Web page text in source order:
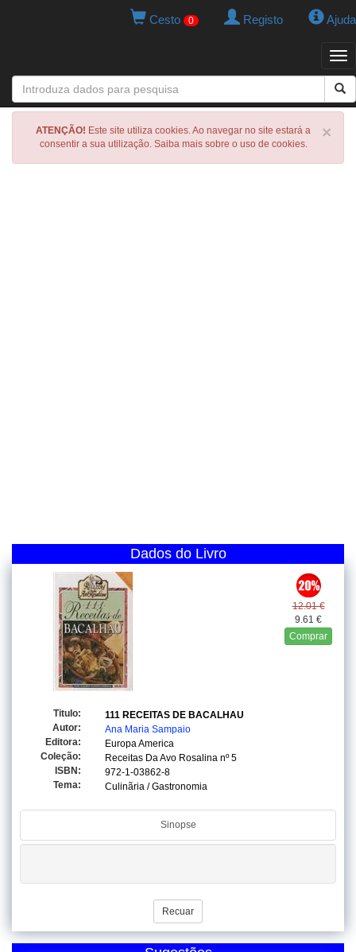
Cesto 0 Registo Ajuda
×
ATENÇÃO! Este site utiliza cookies. Ao navegar no site estará a
consentir a sua utilização. Saiba mais sobre o uso de cookies.
Dados do Livro
12.01 €
9.61 €
Comprar
Titulo:
111 RECEITAS DE BACALHAU
Autor:
Ana Maria Sampaio
Editora:
Europa America
Coleção:
Receitas Da Avo Rosalina nº 5
ISBN:
972-1-03862-8
Tema:
Culinãria / Gastronomia
Sinopse
Recuar